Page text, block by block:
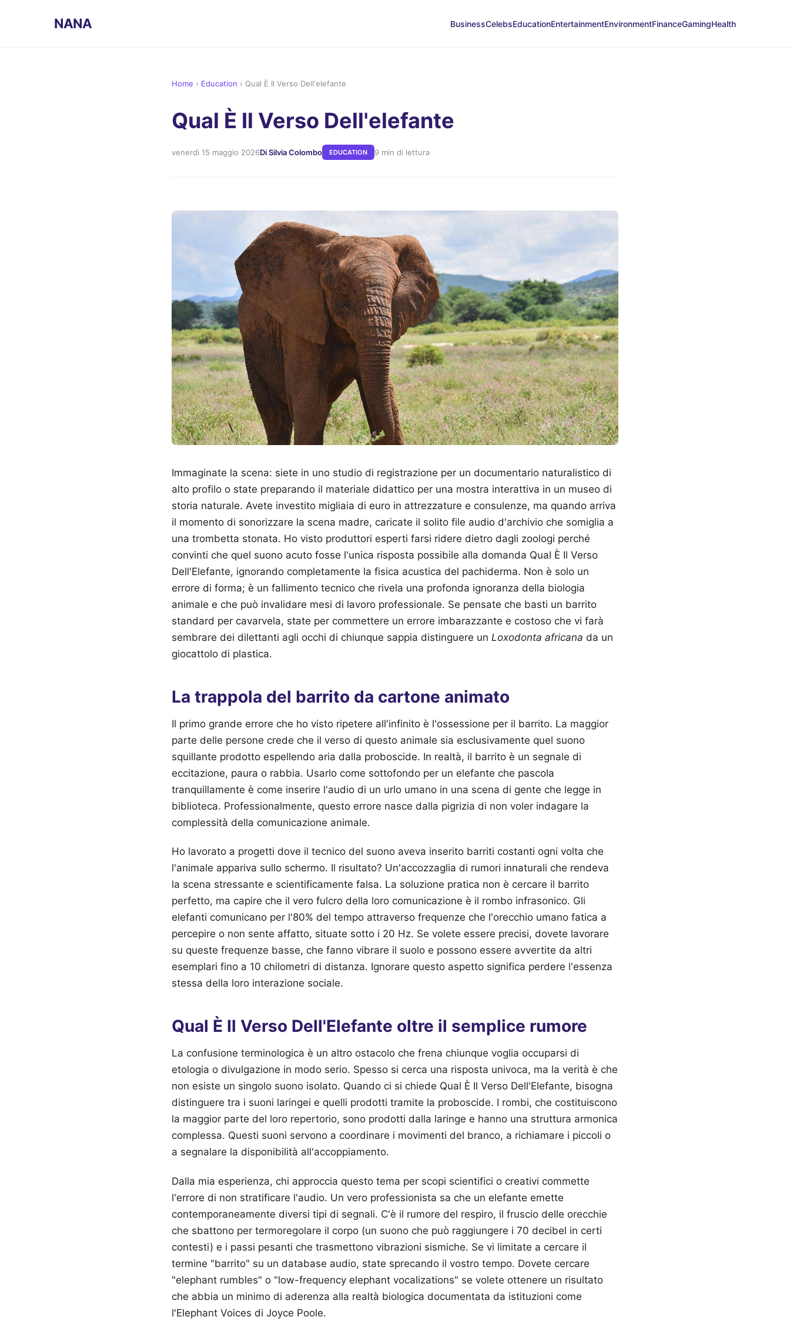
NANA BusinessCelebsEducationEntertainmentEnvironmentFinanceGamingHealth
Home › Education › Qual È Il Verso Dell'elefante
Qual È Il Verso Dell'elefante
venerdì 15 maggio 2026Di Silvia Colombo EDUCATION 9 min di lettura
Immaginate la scena: siete in uno studio di registrazione per un documentario naturalistico di
alto profilo o state preparando il materiale didattico per una mostra interattiva in un museo di
storia naturale. Avete investito migliaia di euro in attrezzature e consulenze, ma quando arriva
il momento di sonorizzare la scena madre, caricate il solito file audio d'archivio che somiglia a
una trombetta stonata. Ho visto produttori esperti farsi ridere dietro dagli zoologi perché
convinti che quel suono acuto fosse l'unica risposta possibile alla domanda Qual È Il Verso
Dell'Elefante, ignorando completamente la fisica acustica del pachiderma. Non è solo un
errore di forma; è un fallimento tecnico che rivela una profonda ignoranza della biologia
animale e che può invalidare mesi di lavoro professionale. Se pensate che basti un barrito
standard per cavarvela, state per commettere un errore imbarazzante e costoso che vi farà
sembrare dei dilettanti agli occhi di chiunque sappia distinguere un Loxodonta africana da un
giocattolo di plastica.
La trappola del barrito da cartone animato
Il primo grande errore che ho visto ripetere all'infinito è l'ossessione per il barrito. La maggior
parte delle persone crede che il verso di questo animale sia esclusivamente quel suono
squillante prodotto espellendo aria dalla proboscide. In realtà, il barrito è un segnale di
eccitazione, paura o rabbia. Usarlo come sottofondo per un elefante che pascola
tranquillamente è come inserire l'audio di un urlo umano in una scena di gente che legge in
biblioteca. Professionalmente, questo errore nasce dalla pigrizia di non voler indagare la
complessità della comunicazione animale.
Ho lavorato a progetti dove il tecnico del suono aveva inserito barriti costanti ogni volta che
l'animale appariva sullo schermo. Il risultato? Un'accozzaglia di rumori innaturali che rendeva
la scena stressante e scientificamente falsa. La soluzione pratica non è cercare il barrito
perfetto, ma capire che il vero fulcro della loro comunicazione è il rombo infrasonico. Gli
elefanti comunicano per l'80% del tempo attraverso frequenze che l'orecchio umano fatica a
percepire o non sente affatto, situate sotto i 20 Hz. Se volete essere precisi, dovete lavorare
su queste frequenze basse, che fanno vibrare il suolo e possono essere avvertite da altri
esemplari fino a 10 chilometri di distanza. Ignorare questo aspetto significa perdere l'essenza
stessa della loro interazione sociale.
Qual È Il Verso Dell'Elefante oltre il semplice rumore
La confusione terminologica è un altro ostacolo che frena chiunque voglia occuparsi di
etologia o divulgazione in modo serio. Spesso si cerca una risposta univoca, ma la verità è che
non esiste un singolo suono isolato. Quando ci si chiede Qual È Il Verso Dell'Elefante, bisogna
distinguere tra i suoni laringei e quelli prodotti tramite la proboscide. I rombi, che costituiscono
la maggior parte del loro repertorio, sono prodotti dalla laringe e hanno una struttura armonica
complessa. Questi suoni servono a coordinare i movimenti del branco, a richiamare i piccoli o
a segnalare la disponibilità all'accoppiamento.
Dalla mia esperienza, chi approccia questo tema per scopi scientifici o creativi commette
l'errore di non stratificare l'audio. Un vero professionista sa che un elefante emette
contemporaneamente diversi tipi di segnali. C'è il rumore del respiro, il fruscio delle orecchie
che sbattono per termoregolare il corpo (un suono che può raggiungere i 70 decibel in certi
contesti) e i passi pesanti che trasmettono vibrazioni sismiche. Se vi limitate a cercare il
termine "barrito" su un database audio, state sprecando il vostro tempo. Dovete cercare
"elephant rumbles" o "low-frequency elephant vocalizations" se volete ottenere un risultato
che abbia un minimo di aderenza alla realtà biologica documentata da istituzioni come
l'Elephant Voices di Joyce Poole.